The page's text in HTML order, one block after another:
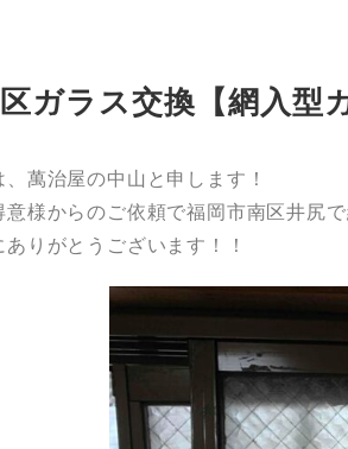
ガラス交換【網入型
、萬治屋の中山と申します！
意様からのご依頼で福岡市南区井尻
ありがとうございます！！